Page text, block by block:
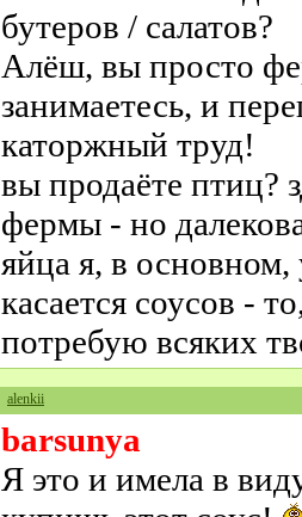
бутеров / салатов?
Алёш, вы просто
занимаетесь, и
каторжный труд!
вы продаёте птиц?
фермы - но
яйца я, в
касается соусов -
потребую всяких
alenkii
barsunya
Я это и имела в